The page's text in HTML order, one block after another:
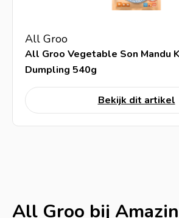
All Groo
All Groo Vegetable Son Mandu
Dumpling 540g
Bekijk dit artikel
All Groo bij